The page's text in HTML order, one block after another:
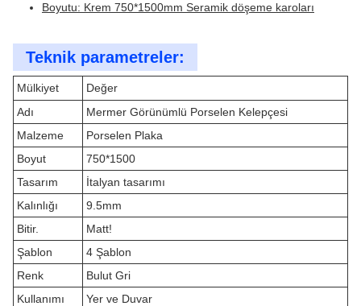
Boyutu: Krem 750*1500mm Seramik döşeme karoları
Teknik parametreler:
Mülkiyet
Değer
Adı
Mermer Görünümlü Porselen Kelepçesi
Malzeme
Porselen Plaka
Boyut
750*1500
Tasarım
İtalyan tasarımı
Kalınlığı
9.5mm
Bitir.
Matt!
Şablon
4 Şablon
Renk
Bulut Gri
Kullanımı
Yer ve Duvar